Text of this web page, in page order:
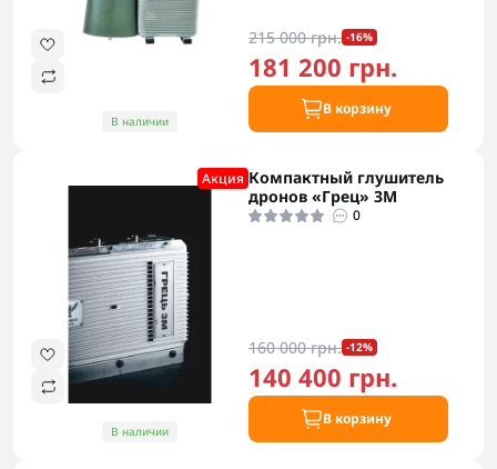
В наличии
215 000 грн. -16%
181 200 грн.
В корзину
Акция
В наличии
Компактный глушитель
дронов «Грец» 3М
0
160 000 грн. -12%
140 400 грн.
В корзину